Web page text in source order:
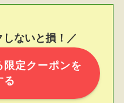
ないと損！／
定クーポンを
る